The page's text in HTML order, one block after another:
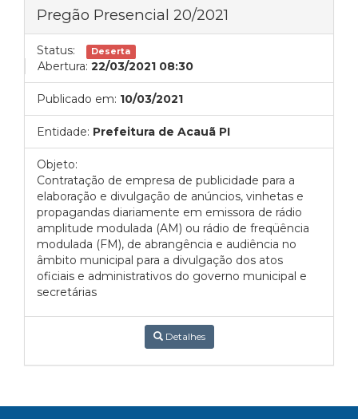
Pregão Presencial 20/2021
Status: Deserta
Abertura: 22/03/2021 08:30
Publicado em: 10/03/2021
Entidade: Prefeitura de Acauã PI
Objeto:
Contratação de empresa de publicidade para a
elaboração e divulgação de anúncios, vinhetas e
propagandas diariamente em emissora de rádio
amplitude modulada (AM) ou rádio de freqüência
modulada (FM), de abrangência e audiência no
âmbito municipal para a divulgação dos atos
oficiais e administrativos do governo municipal e
secretárias
Detalhes